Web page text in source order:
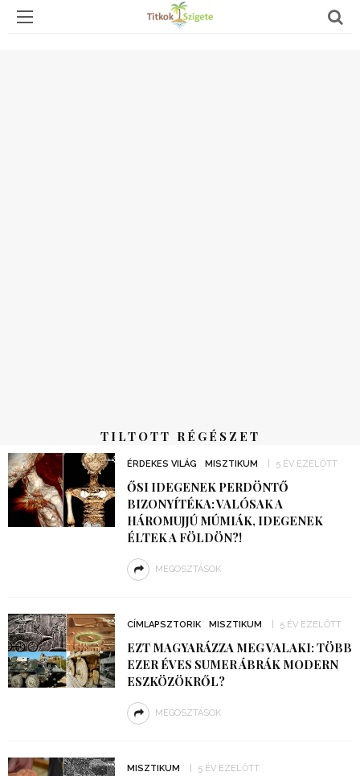
TILTOTT RÉGÉSZET
ÉRDEKES VILÁG MISZTIKUM 5 ÉV EZELŐTT
ŐSI IDEGENEK PERDÖNTŐ
BIZONYÍTÉKA: VALÓSAK A
HÁROMUJJÚ MÚMIÁK, IDEGENEK
ÉLTEK A FÖLDÖN?!
MEGOSZTÁSOK
CÍMLAPSZTORIK MISZTIKUM 5 ÉV EZELŐTT
EZT MAGYARÁZZA MEG VALAKI: TÖBB
EZER ÉVES SUMER ÁBRÁK MODERN
ESZKÖZÖKRŐL?
MEGOSZTÁSOK
MISZTIKUM 5 ÉV EZELŐTT